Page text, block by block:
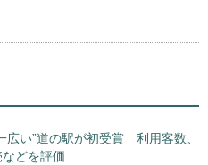
広い”道の駅が初受賞 利用客数、
どを評価